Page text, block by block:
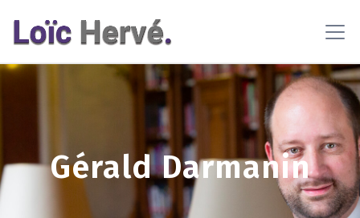
Gérald Darmanin
l'utilisation de cookies pour vous proposer des contenus et
services adaptés